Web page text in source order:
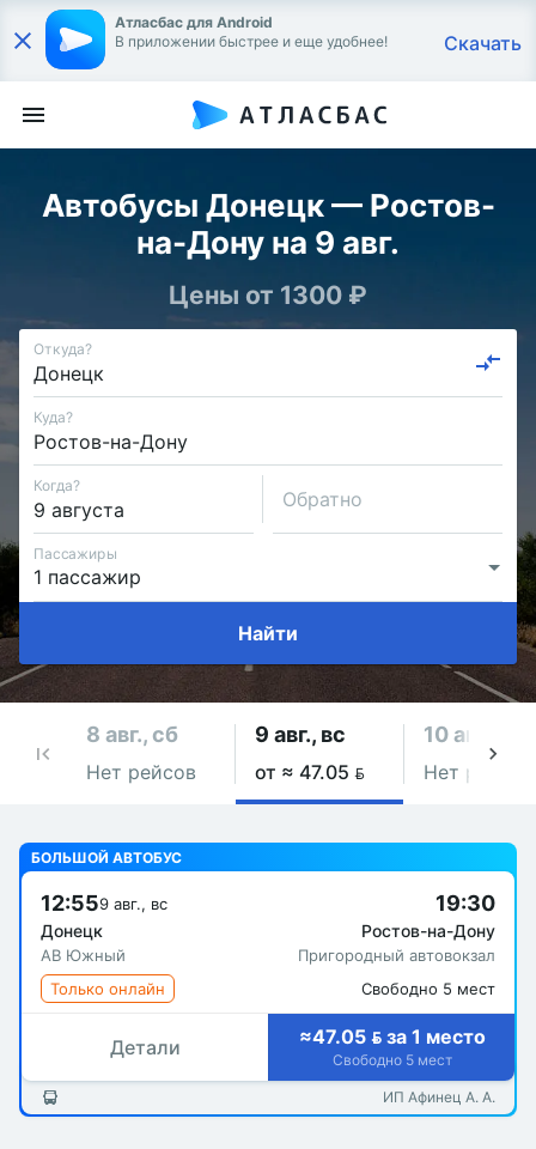
Атласбас для Android
В приложении быстрее и еще удобнее!
Скачать
Автобусы Донецк — Ростов-
на-Дону на 9 авг.
Цены от 1300 ₽
Откуда?
Куда?
Когда?
Обратно
Пассажиры
Найти
8 авг., сб
Нет рейсов
9 авг., вс
от ≈ 47.05 
10 авг., пн
Нет рейсов
БОЛЬШОЙ АВТОБУС
12:559 авг., вс
Донецк
АВ Южный
19:30
Ростов-на-Дону
Пригородный автовокзал
Только онлайн
Свободно 5 мест
Детали ≈47.05  за 1 место
Свободно 5 мест
ИП Афинец А. А.